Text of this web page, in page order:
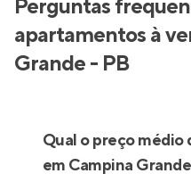
Perguntas
apartamentos à
Grande - PB
Qual o preço
em Campina